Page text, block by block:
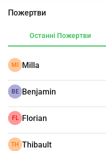
Пожертви
Останні Пожертви
MI Milla
BE Benjamin
FL Florian
TH Thibault